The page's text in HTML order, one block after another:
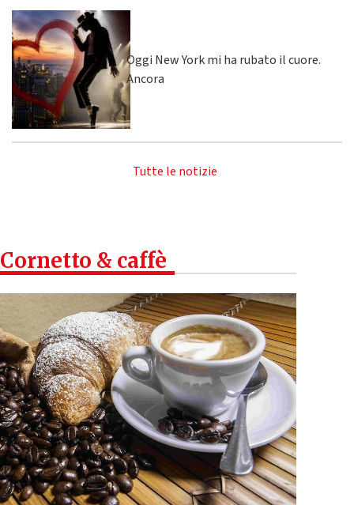
Oggi New York mi ha rubato il cuore.
Ancora
Tutte le notizie
Cornetto & caffè